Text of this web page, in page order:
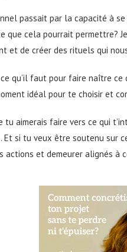
passait par la capacité à
que cela pourrait permettre?
et de créer des rituels qui
qu’il faut pour faire naître ce
idéal pour te choisir et
tu aimerais faire vers ce qui
si tu veux être soutenu sur
et demeurer alignés à